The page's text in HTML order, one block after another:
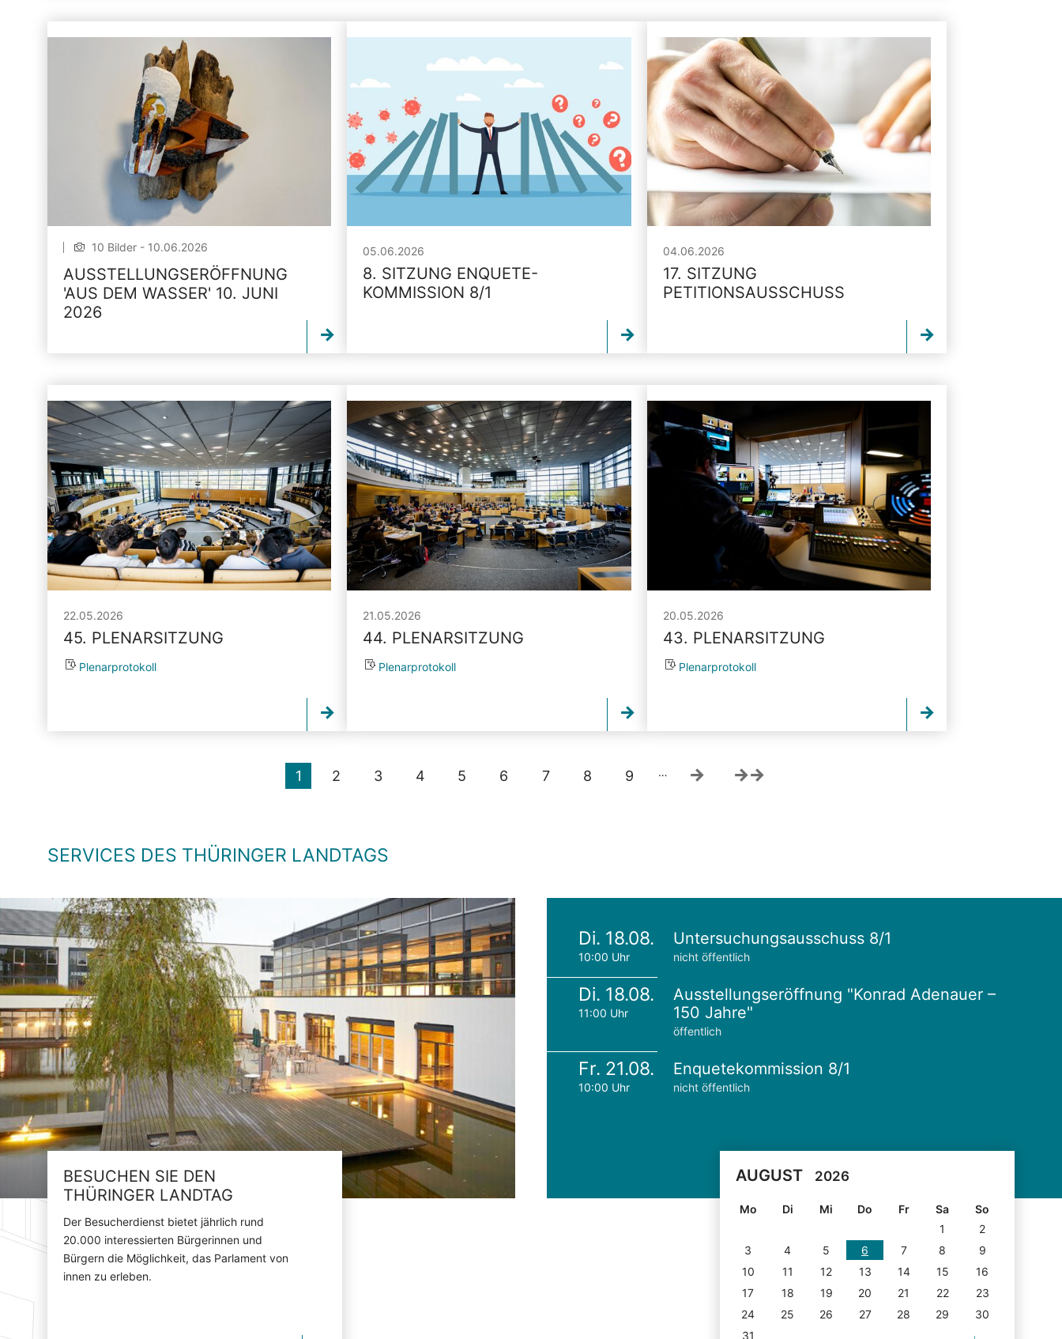
10 Bilder - 10.06.2026
AUSSTELLUNGSERÖFFNUNG
'AUS DEM WASSER' 10. JUNI
2026
05.06.2026
8. SITZUNG ENQUETE-
KOMMISSION 8/1
04.06.2026
17. SITZUNG
PETITIONSAUSSCHUSS
22.05.2026
45. PLENARSITZUNG
Plenarprotokoll
21.05.2026
44. PLENARSITZUNG
Plenarprotokoll
20.05.2026
43. PLENARSITZUNG
Plenarprotokoll
1 2 3 4 5 6 7 8 9 …
SERVICES DES THÜRINGER LANDTAGS
BESUCHEN SIE DEN
THÜRINGER LANDTAG
Der Besucherdienst bietet jährlich rund
20.000 interessierten Bürgerinnen und
Bürgern die Möglichkeit, das Parlament von
innen zu erleben.
Di. 18.08.
10:00 Uhr
Untersuchungsausschuss 8/1
nicht öffentlich
Di. 18.08.
11:00 Uhr
Ausstellungseröffnung "Konrad Adenauer –
150 Jahre"
öffentlich
Fr. 21.08.
10:00 Uhr
Enquetekommission 8/1
nicht öffentlich
AUGUST 2026
Mo Di Mi Do Fr Sa
So
1
2
3
4 5 6 7 8
9
10
11 12 13 14 15
16
17
18 19 20 21 22
23
24
25 26 27 28 29
30
31